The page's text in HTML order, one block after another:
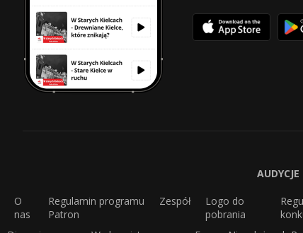
AUDYCJE
O
nas
Regulamin programu
Patron
Zespół
Logo do
pobrania